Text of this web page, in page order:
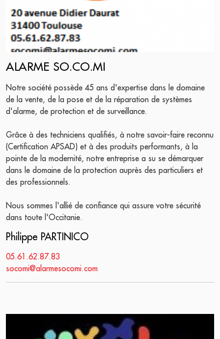
ALARME SO.CO.MI
Notre société possède 45 ans d'expertise dans le domaine
de la vente, de la pose et de la réparation de systèmes
d'alarme, de protection et de surveillance.
Grâce à des techniciens qualifiés, à notre savoir-faire reconnu
(Certification APSAD) et à des produits performants, à la
pointe de la modernité, notre entreprise a su se démarquer
dans le domaine de la protection auprès des particuliers et
des professionnels.
Nous sommes l'allié de confiance qui assure votre sécurité
dans toute l'Occitanie.
Philippe PARTINICO
05.61.62.87.83
socomi@alarmesocomi.com